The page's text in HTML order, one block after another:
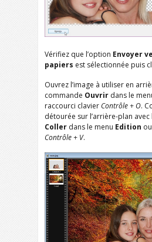
Vérifiez que l’option Envoyer
papiers est sélectionnée puis
Ouvrez l’image à utiliser en
commande Ouvrir dans le
raccourci clavier Contrôle + O.
détourée sur l’arrière-plan
Coller dans le menu Edition
Contrôle + V.